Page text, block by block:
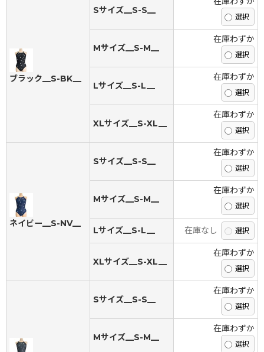
ブラック__S-BK__
Sサイズ__S-S__
Mサイズ__S-M__
在庫わずか
Lサイズ__S-L__
在庫わずか
XLサイズ__S-XL__
在庫わずか
ネイビー__S-NV__
Sサイズ__S-S__
在庫わずか
Mサイズ__S-M__
在庫わずか
Lサイズ__S-L__ 在庫なし
XLサイズ__S-XL__
在庫わずか
Sサイズ__S-S__
在庫わずか
Mサイズ__S-M__
在庫わずか